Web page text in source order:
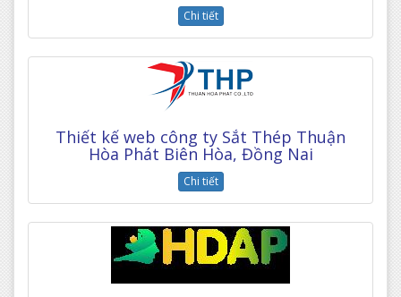
Chi tiết
Thiết kế web công ty Sắt Thép Thuận
Hòa Phát Biên Hòa, Đồng Nai
Chi tiết